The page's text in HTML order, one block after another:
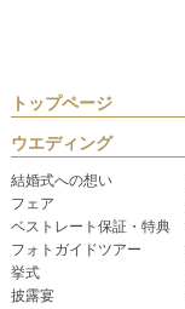
トップページ
ウエディング
結婚式への想い
フェア
ベストレート保証・特典
フォトガイドツアー
挙式
披露宴